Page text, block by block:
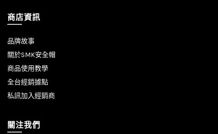
商店資訊
品牌故事
關於SMK安全帽
商品使用教學
全台經銷據點
私訊加入經銷商
關注我們